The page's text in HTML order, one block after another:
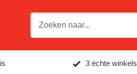
3 échte winkels